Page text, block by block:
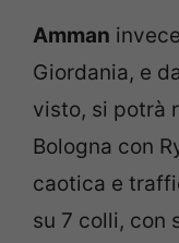
Amman
Giordania, e
visto, si potrà
Bologna con
caotica e
su 7 colli, con